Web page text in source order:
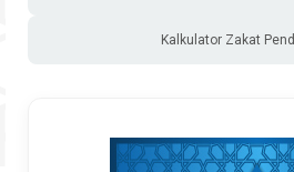
Kalkulator Zakat